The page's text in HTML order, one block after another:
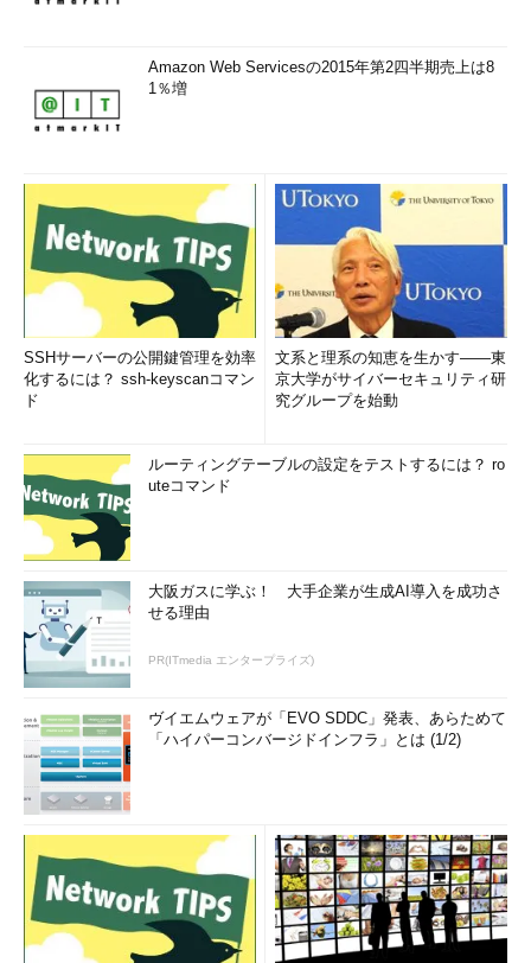
Amazon Web Servicesの2015年第2四半期売上は8
1％増
SSHサーバーの公開鍵管理を効率
化するには？ ssh-keyscanコマン
ド
文系と理系の知恵を生かす――東
京大学がサイバーセキュリティ研
究グループを始動
ルーティングテーブルの設定をテストするには？ ro
uteコマンド
大阪ガスに学ぶ！ 大手企業が生成AI導入を成功さ
せる理由
PR(ITmedia エンタープライズ)
ヴイエムウェアが「EVO SDDC」発表、あらためて
「ハイパーコンバージドインフラ」とは (1/2)